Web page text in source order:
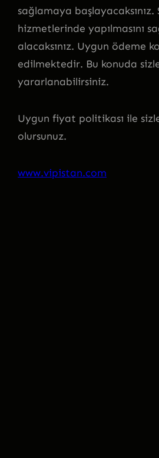
sağlamaya
hizmetlerinde yapılmasını
alacaksınız. Uygun ödeme
edilmektedir. Bu konuda
yararlanabilirsiniz.
Uygun fiyat politikası ile
olursunuz.
www.vipistan.com